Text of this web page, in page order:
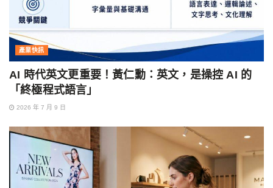
產業快訊
AI 時代英文更重要！黃仁勳：英文，是操控 AI 的
「終極程式語言」
2026 年 7 月 9 日